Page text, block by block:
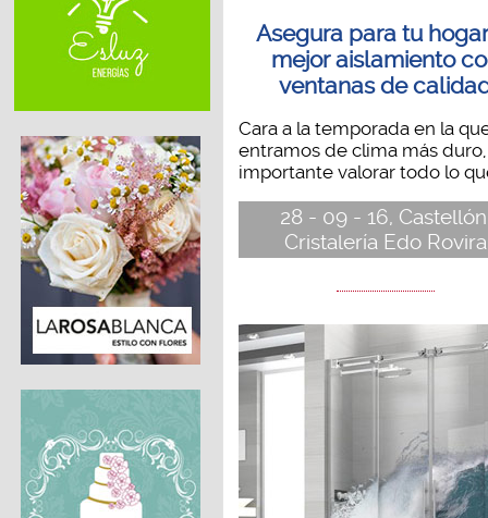
Asegura para tu
mejor aislamiento
ventanas de
Cara a la temporada en la
entramos de clima más
importante valorar todo lo
28 - 09 - 16,
Cristalería Edo Rovira